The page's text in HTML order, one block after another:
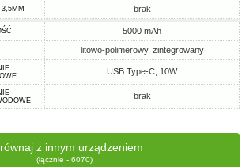
brak
5000 mAh
litowo-polimerowy, zintegrowany
USB Type-C, 10W
brak
z innym urządzeniem
(łącznie - 6070)